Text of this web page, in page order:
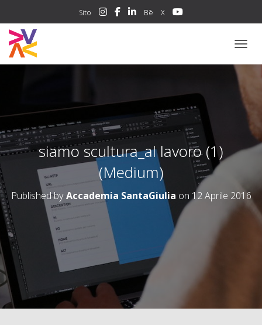
Sito Bē X
siamo scultura_al lavoro (1)
(Medium)
Published byAccademia SantaGiulia on 12 Aprile 2016